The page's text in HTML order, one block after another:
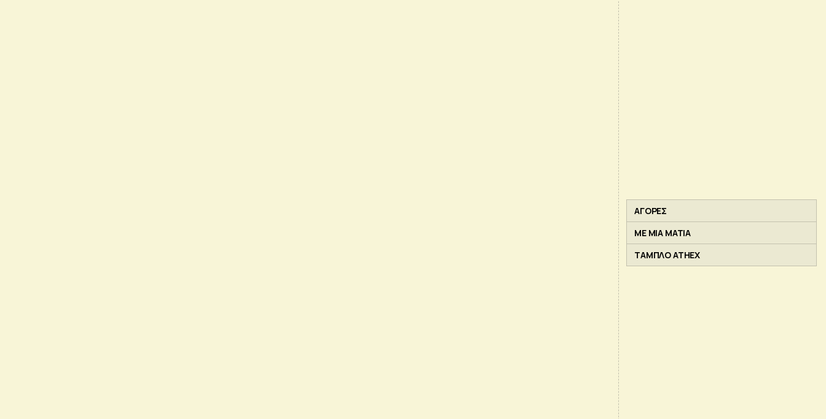
ΑΓΟΡΕΣ
ΜΕ ΜΙΑ ΜΑΤΙΑ
ΤΑΜΠΛΟ ATHEX